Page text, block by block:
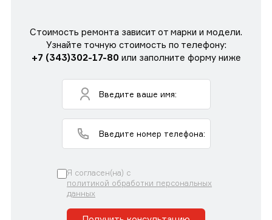
Стоимость ремонта зависит от марки и модели.
Узнайте точную стоимость по телефону:
+7 (343)302-17-80 или заполните форму ниже
Я согласен(на) с
политикой обработки персональных
данных